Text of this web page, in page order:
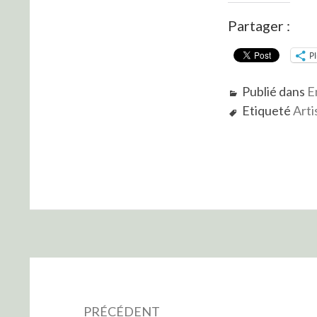
Partager :
Publié dans
Etiqueté
PRÉCÉDENT